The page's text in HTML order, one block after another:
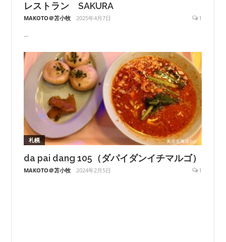
レストラン SAKURA
MAKOTO＠苫小牧 2025年4月7日 1
...
札幌
da pai dang 105（ダパイダンイチマルゴ）
MAKOTO＠苫小牧 2024年2月5日 1